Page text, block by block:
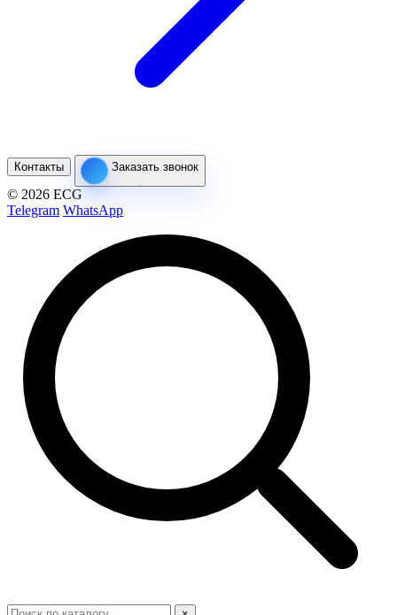
Контакты Заказать звонок
© 2026 ECG
Telegram WhatsApp